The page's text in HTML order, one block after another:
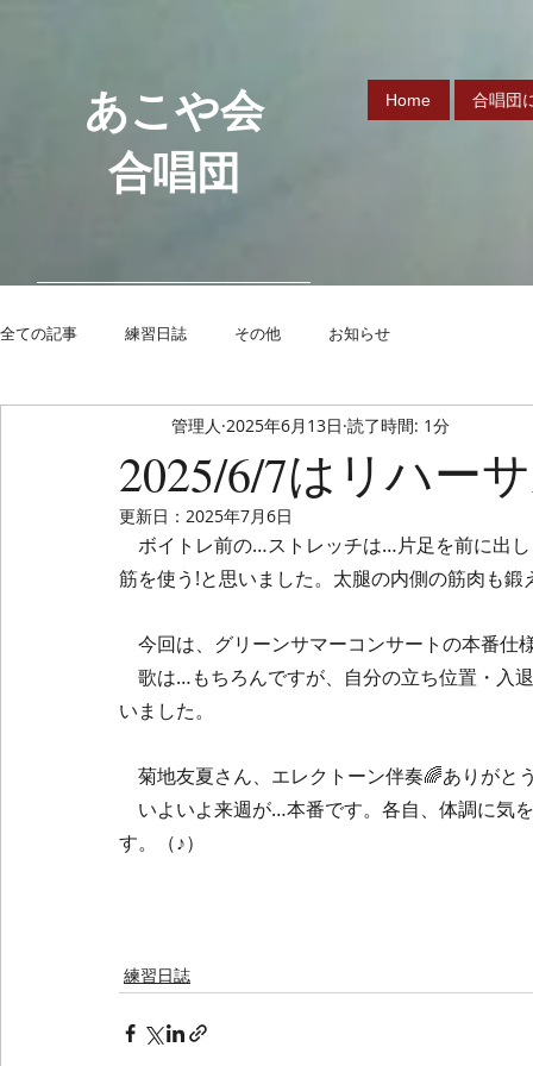
あこや会
合唱団
Home 合唱団
全ての記事 練習日誌 その他 お知らせ
2025/6/7はリハー
管理人 2025年6月13日 読了時間: 1分
更新日： 2025年7月6日
ボイトレ前の…ストレッチは…片足を前に出
筋を使う!と思いました。太腿の内側の筋肉も
今回は、グリーンサマーコンサートの本番
歌は…もちろんですが、自分の立ち位置・入
いました。
菊地友夏さん、エレクトーン伴奏🌈ありがと
いよいよ来週が…本番です。各自、体調に気
す。（♪）
練習日誌